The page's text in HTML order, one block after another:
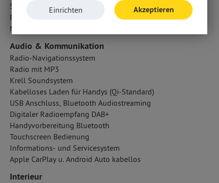
Seitenairbag vorn
Fahrer- /Beifahrerairbag
Mittelairbag
Audio & Kommunikation
Radio-Navigationssystem
Radio mit MP3
Krell Soundsystem
Kabelloses Laden für Handys (Qi-Standard)
USB Anschluss, Bluetooth Audiostreaming
Digitaler Radioempfang DAB+
Handyvorbereitung Bluetooth
Touchscreen Bedienung
Informations- und Servicesystem
Apple CarPlay u. Android Auto kabellos
Interieur
Einrichten Akzeptieren